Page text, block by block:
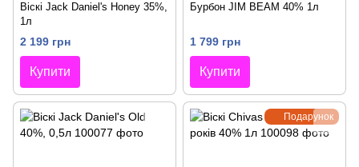
Віскі Jack Daniel's Honey 35%,
1л
2 199 грн
Купити
Бурбон JIM BEAM 40% 1л
1 799 грн
Купити
Подарунок